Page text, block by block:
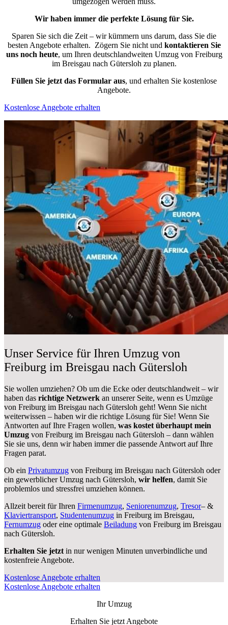
Wir haben immer die perfekte Lösung für Sie.
Sparen Sie sich die Zeit – wir kümmern uns darum, dass Sie die
besten Angebote erhalten. Zögern Sie nicht und kontaktieren Sie
uns noch heute, um Ihren deutschlandweiten Umzug von Freiburg
im Breisgau nach Gütersloh zu planen.
Füllen Sie jetzt das Formular aus, und erhalten Sie kostenlose
Angebote.
Kostenlose Angebote erhalten
Unser Service für Ihren Umzug von
Freiburg im Breisgau nach Gütersloh
Sie wollen umziehen? Ob um die Ecke oder deutschlandweit – wir
haben das richtige Netzwerk an unserer Seite, wenn es Umzüge
von Freiburg im Breisgau nach Gütersloh geht! Wenn Sie nicht
weiterwissen – haben wir die richtige Lösung für Sie! Wenn Sie
Antworten auf Ihre Fragen wollen, was kostet überhaupt mein
Umzug von Freiburg im Breisgau nach Gütersloh – dann wählen
Sie sie uns, denn wir haben immer die passende Antwort auf Ihre
Fragen parat.
Ob ein Privatumzug von Freiburg im Breisgau nach Gütersloh oder
ein gewerblicher Umzug nach Gütersloh, wir helfen, damit Sie
problemlos und stressfrei umziehen können.
Allzeit bereit für Ihren Firmenumzug, Seniorenumzug, Tresor– &
Klaviertransport, Studentenumzug in Freiburg im Breisgau,
Fernumzug oder eine optimale Beiladung von Freiburg im Breisgau
nach Gütersloh.
Erhalten Sie jetzt in nur wenigen Minuten unverbindliche und
kostenfreie Angebote.
Kostenlose Angebote erhalten
Kostenlose Angebote erhalten
Ihr Umzug
Erhalten Sie jetzt Angebote